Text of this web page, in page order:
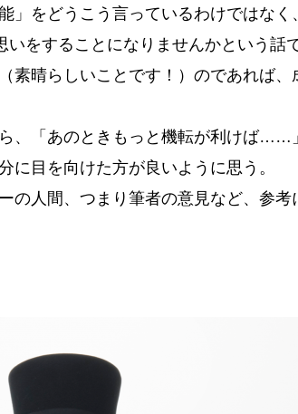
」をどうこう言っているわけではなく
をすることになりませんかという話で
素晴らしいことです！）のであれば、
、「あのときもっと機転が利けば……
目を向けた方が良いように思う。
の人間、つまり筆者の意見など、参考